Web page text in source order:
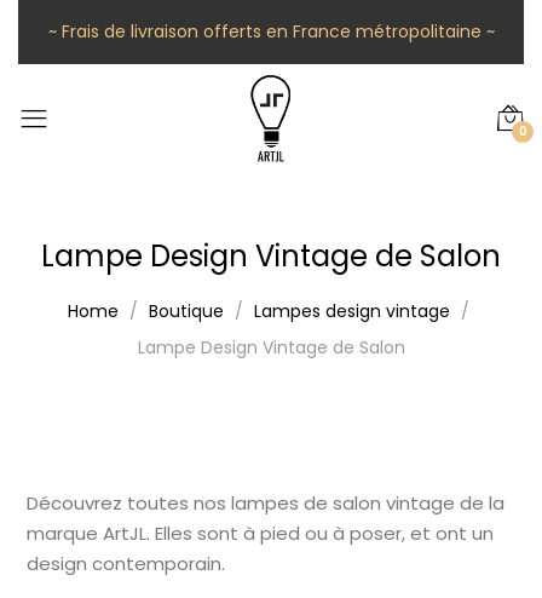
~ Frais de livraison offerts en France métropolitaine ~
0
Lampe Design Vintage de Salon
Home Boutique
Lampes design vintage
Lampe Design Vintage de Salon
Découvrez toutes nos lampes de salon vintage de la
marque ArtJL. Elles sont à pied ou à poser, et ont un
design contemporain.